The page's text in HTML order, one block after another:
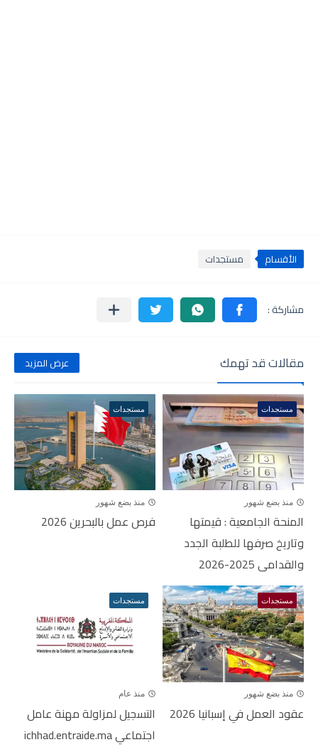
الأقسام مستجدات
مقالات قد تهمك عرض المزيد
مستجدات
منذ بضع شهور
المنحة الجامعية : قيمتها
وتاريخ صرفها للطلبة الجدد
والقدامى 2025-2026
مستجدات
منذ بضع شهور
فرص عمل بالبحرين 2026
مستجدات
منذ بضع شهور
عقود العمل في إسبانيا 2026
مستجدات
منذ عام
التسجيل لمزاولة مهنة عامل
اجتماعي ichhad.entraide.ma